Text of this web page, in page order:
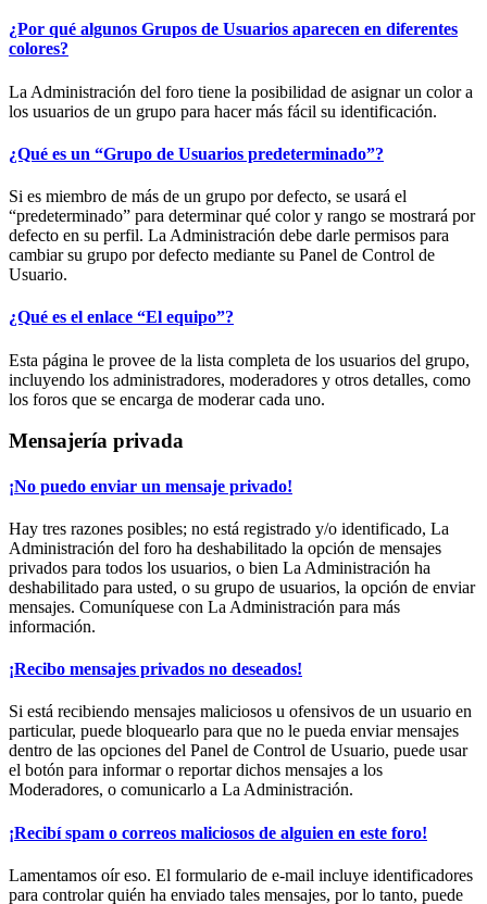
¿Por qué algunos Grupos de Usuarios aparecen en diferentes
colores?
La Administración del foro tiene la posibilidad de asignar un color a
los usuarios de un grupo para hacer más fácil su identificación.
¿Qué es un “Grupo de Usuarios predeterminado”?
Si es miembro de más de un grupo por defecto, se usará el
“predeterminado” para determinar qué color y rango se mostrará por
defecto en su perfil. La Administración debe darle permisos para
cambiar su grupo por defecto mediante su Panel de Control de
Usuario.
¿Qué es el enlace “El equipo”?
Esta página le provee de la lista completa de los usuarios del grupo,
incluyendo los administradores, moderadores y otros detalles, como
los foros que se encarga de moderar cada uno.
Mensajería privada
¡No puedo enviar un mensaje privado!
Hay tres razones posibles; no está registrado y/o identificado, La
Administración del foro ha deshabilitado la opción de mensajes
privados para todos los usuarios, o bien La Administración ha
deshabilitado para usted, o su grupo de usuarios, la opción de enviar
mensajes. Comuníquese con La Administración para más
información.
¡Recibo mensajes privados no deseados!
Si está recibiendo mensajes maliciosos u ofensivos de un usuario en
particular, puede bloquearlo para que no le pueda enviar mensajes
dentro de las opciones del Panel de Control de Usuario, puede usar
el botón para informar o reportar dichos mensajes a los
Moderadores, o comunicarlo a La Administración.
¡Recibí spam o correos maliciosos de alguien en este foro!
Lamentamos oír eso. El formulario de e-mail incluye identificadores
para controlar quién ha enviado tales mensajes, por lo tanto, puede